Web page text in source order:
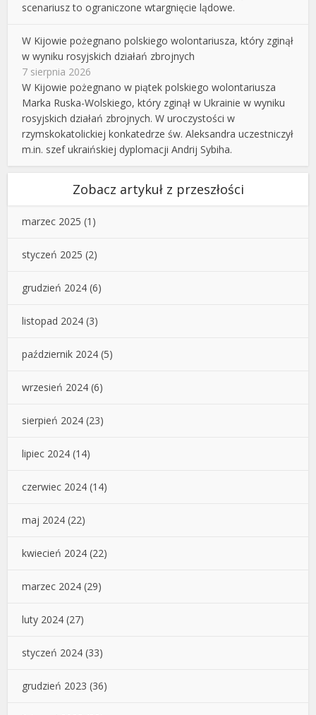
scenariusz to ograniczone wtargnięcie lądowe.
W Kijowie pożegnano polskiego wolontariusza, który zginął
w wyniku rosyjskich działań zbrojnych
7 sierpnia 2026
W Kijowie pożegnano w piątek polskiego wolontariusza
Marka Ruska-Wolskiego, który zginął w Ukrainie w wyniku
rosyjskich działań zbrojnych. W uroczystości w
rzymskokatolickiej konkatedrze św. Aleksandra uczestniczył
m.in. szef ukraińskiej dyplomacji Andrij Sybiha.
Zobacz artykuł z przeszłości
marzec 2025 (1)
styczeń 2025 (2)
grudzień 2024 (6)
listopad 2024 (3)
październik 2024 (5)
wrzesień 2024 (6)
sierpień 2024 (23)
lipiec 2024 (14)
czerwiec 2024 (14)
maj 2024 (22)
kwiecień 2024 (22)
marzec 2024 (29)
luty 2024 (27)
styczeń 2024 (33)
grudzień 2023 (36)